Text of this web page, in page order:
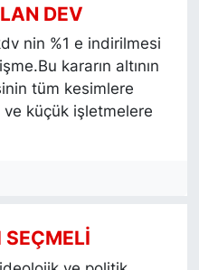
DEV
nin %1 e indirilmesi
kararın altının
tüm kesimlere
ve küçük işletmelere